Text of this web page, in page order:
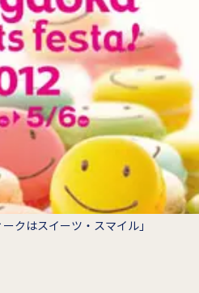
クはスイーツ・スマイル」